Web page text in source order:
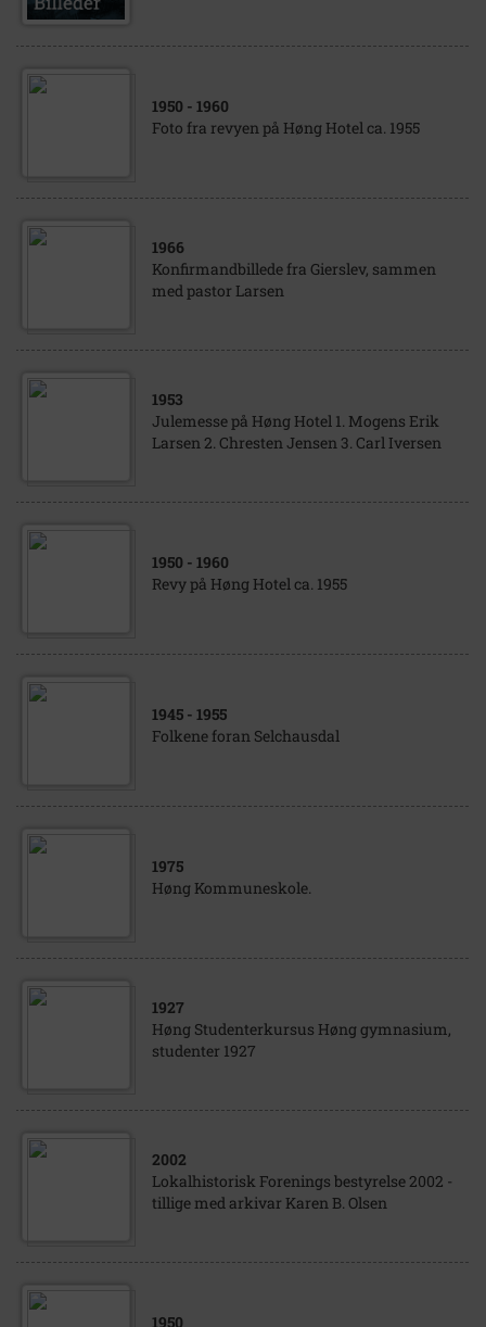
1950 - 1960
Foto fra revyen på Høng Hotel ca. 1955
1966
Konfirmandbillede fra Gierslev, sammen
med pastor Larsen
1953
Julemesse på Høng Hotel 1. Mogens Erik
Larsen 2. Chresten Jensen 3. Carl Iversen
1950 - 1960
Revy på Høng Hotel ca. 1955
1945 - 1955
Folkene foran Selchausdal
1975
Høng Kommuneskole.
1927
Høng Studenterkursus Høng gymnasium,
studenter 1927
2002
Lokalhistorisk Forenings bestyrelse 2002 -
tillige med arkivar Karen B. Olsen
1950